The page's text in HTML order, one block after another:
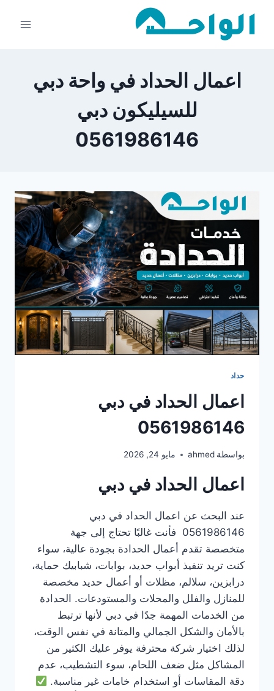
اعمال الحداد في واحة دبي
للسيليكون دبي
0561986146
حداد
اعمال الحداد في دبي
0561986146
بواسطة ahmed مايو 24, 2026
اعمال الحداد في دبي
عند البحث عن اعمال الحداد في دبي
0561986146 فأنت غالبًا تحتاج إلى جهة
متخصصة تقدم أعمال الحدادة بجودة عالية، سواء
كنت تريد تنفيذ أبواب حديد، بوابات، شبابيك حماية،
درابزين، سلالم، مظلات أو أعمال حديد مخصصة
للمنازل والفلل والمحلات والمستودعات. الحدادة
من الخدمات المهمة جدًا في دبي لأنها ترتبط
بالأمان والشكل الجمالي والمتانة في نفس الوقت،
لذلك اختيار شركة محترفة يوفر عليك الكثير من
المشاكل مثل ضعف اللحام، سوء التشطيب، عدم
دقة المقاسات أو استخدام خامات غير مناسبة.